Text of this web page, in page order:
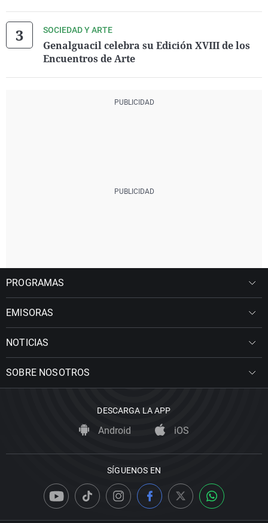
SOCIEDAD Y ARTE
Genalguacil celebra su Edición XVIII de los
Encuentros de Arte
PROGRAMAS
EMISORAS
NOTICIAS
SOBRE NOSOTROS
DESCARGA LA APP
Android iOS
SÍGUENOS EN